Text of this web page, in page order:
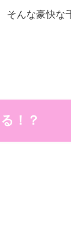
そんな豪快な
！？